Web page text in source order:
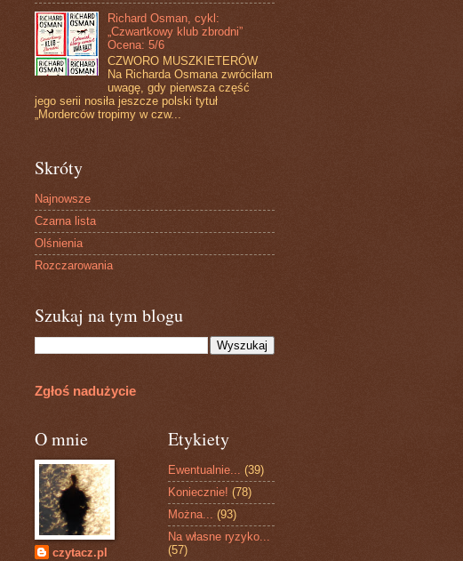
Richard Osman, cykl:
„Czwartkowy klub zbrodni”
Ocena: 5/6
CZWORO MUSZKIETERÓW
Na Richarda Osmana zwróciłam
uwagę, gdy pierwsza część
jego serii nosiła jeszcze polski tytuł
„Morderców tropimy w czw...
Skróty
Najnowsze
Czarna lista
Olśnienia
Rozczarowania
Szukaj na tym blogu
Zgłoś nadużycie
O mnie
czytacz.pl
Etykiety
Ewentualnie... (39)
Koniecznie! (78)
Można... (93)
Na własne ryzyko...
(57)